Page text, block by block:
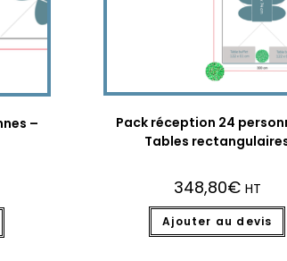
–
Pack réception 24
Tables
348,80€ HT
Ajouter au devis